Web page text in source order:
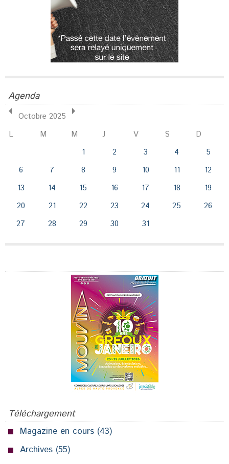
Agenda
Octobre 2025
L
M M J V S
D
1
2 3 4
5
6
7 8 9 10 11
12
13
14 15 16 17 18
19
20
21 22 23 24 25
26
27
28 29 30 31
Téléchargement
Magazine en cours (43)
Archives (55)